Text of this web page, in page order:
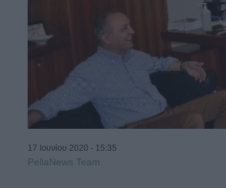
17 Ιουνίου 2020 - 15:35
PellaNews Team